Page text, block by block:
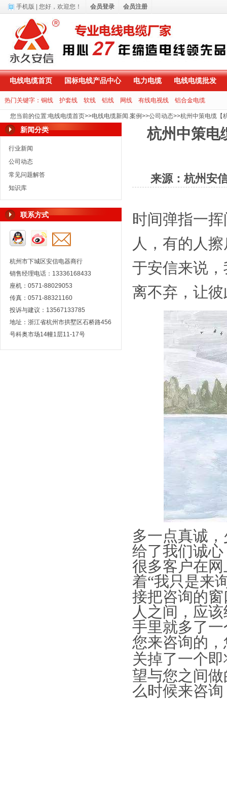
电线电缆首页 国标电线产品中心 电力电缆 电线电缆批发
热门关键字： 铜线 护套线 软线 铝线 网线 有线电视线 铝合金电缆
您当前的位置:电线电缆首页>>电线电缆新闻.案例>>公司动态>>杭州中策电缆【
新闻分类
行业新闻
公司动态
常见问题解答
知识库
联系方式
杭州市下城区安信电器商行
销售经理电话：13336168433
座机：0571-88029053
传真：0571-88321160
投诉与建议：13567133785
地址：浙江省杭州市拱墅区石桥路456
号科奥市场14幢1层11-17号
杭州中策电
来源：杭州安
时间弹指一
人，有的人
于安信来说
离不弃，让
多一点真诚
给了我们诚
很多客户在
着“我只是来
接把咨询的
人之间，应
手里就多了一
您来咨询的
关掉了一个
望与您之间
么时候来咨
手机版 | 您好， 欢迎您！ 会员登录 会员注册